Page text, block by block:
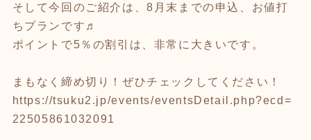
そして今回のご紹介は、8月末までの申込、お値打
ちプランです♬
ポイントで5％の割引は、非常に大きいです。
まもなく締め切り！ぜひチェックしてください！
https://tsuku2.jp/events/eventsDetail.php?ecd=
22505861032091